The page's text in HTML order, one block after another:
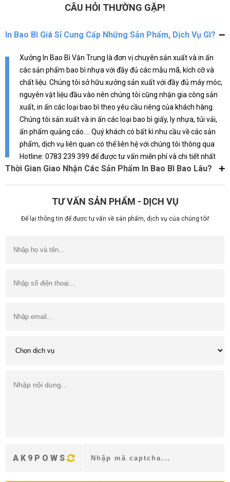
để gửi gắm điều đó.
CÂU HỎI THƯỜNG GẶP!
In Bao Bì Giá Sỉ Cung Cấp Những Sản Phẩm, Dịch Vụ Gì?
Xưởng In Bao Bì Văn Trung là đơn vị chuyên sản xuất và in ấn
các sản phẩm bao bì nhựa với đầy đủ các mẫu mã, kích cỡ và
chất liệu. Chúng tôi sở hữu xưởng sản xuất với đầy đủ máy móc,
nguyên vật liệu đầu vào nên chúng tôi cũng nhận gia công sản
xuất, in ấn các loại bao bì theo yêu cầu riêng của khách hàng.
Chúng tôi sản xuất và in ấn các loại bao bì giấy, ly nhựa, túi vải,
ấn phẩm quảng cáo.... Quý khách có bất kì nhu cầu về các sản
phẩm, dịch vụ liên quan có thể liên hệ với chúng tôi thông qua
Hotline: 0783 239 399 để được tư vấn miễn phí và chi tiết nhất
Thời Gian Giao Nhận Các Sản Phẩm In Bao Bì Bao Lâu?
TƯ VẤN SẢN PHẨM - DỊCH VỤ
Để lại thông tin để được tư vấn về sản phẩm, dịch vụ của chúng tôi!
AK9POWS